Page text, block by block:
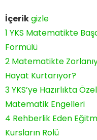
İçerikgizle
1 YKS Matematikte
Formülü
2 Matematikte
Hayat Kurtarıyor?
3YKS’ye Hazırlıkta
Matematik Engelleri
4 Rehberlik Eden
Kursların Rolü